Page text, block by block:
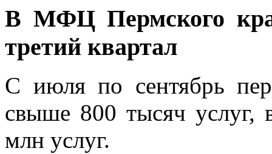
В МФЦ Пермского
третий квартал
С июля по сентябрь
свыше 800 тысяч услуг,
млн услуг.